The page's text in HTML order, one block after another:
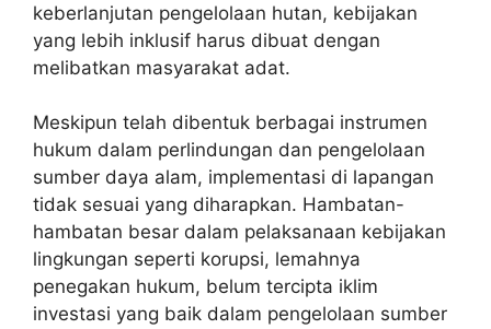
keberlanjutan pengelolaan hutan, kebijakan
yang lebih inklusif harus dibuat dengan
melibatkan masyarakat adat.
Meskipun telah dibentuk berbagai instrumen
hukum dalam perlindungan dan pengelolaan
sumber daya alam, implementasi di lapangan
tidak sesuai yang diharapkan. Hambatan-
hambatan besar dalam pelaksanaan kebijakan
lingkungan seperti korupsi, lemahnya
penegakan hukum, belum tercipta iklim
investasi yang baik dalam pengelolaan sumber